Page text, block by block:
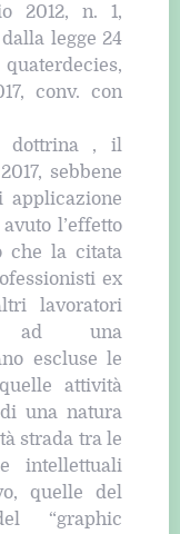
2012, n. 1,
legge 24
conv. con
dottrina , il
sebbene
applicazione
l’effetto
che la citata
ex
lavoratori
ad una
escluse le
attività
una natura
strada tra le
intellettuali
quelle del
“graphic